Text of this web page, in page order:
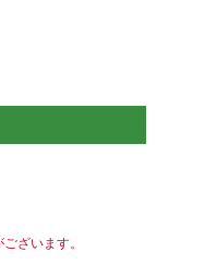
ざいます。